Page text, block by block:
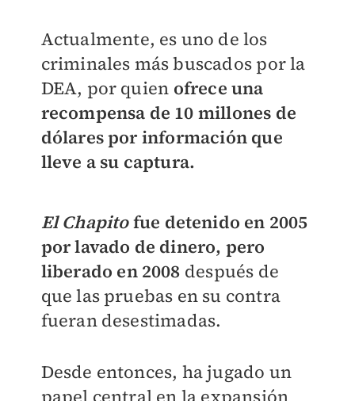
Actualmente, es uno de los
criminales más buscados por la
DEA, por quien ofrece una
recompensa de 10 millones de
dólares por información que
lleve a su captura.
El Chapitofue detenido en 2005
por lavado de dinero, pero
liberado en 2008 después de
que las pruebas en su contra
fueran desestimadas.
Desde entonces, ha jugado un
papel central en la expansión